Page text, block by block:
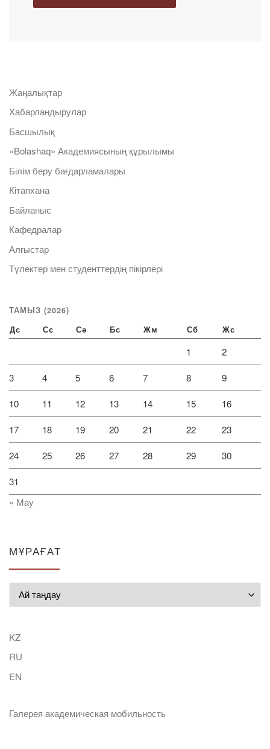
Жаңалықтар
Хабарландырулар
Басшылық
«Bolashaq» Академиясының құрылымы
Білім беру бағдарламалары
Кітапхана
Байланыс
Кафедралар
Алғыстар
Түлектер мен студенттердің пікірлері
ТАМЫЗ (2026)
Дс Сс Сә Бс Жм Сб Жс
1 2
3 4 5 6 7 8 9
10 11 12 13 14 15 16
17 18 19 20 21 22 23
24 25 26 27 28 29 30
31
« Мау
МҰРАҒАТ
KZ
RU
EN
Галерея академическая мобильность